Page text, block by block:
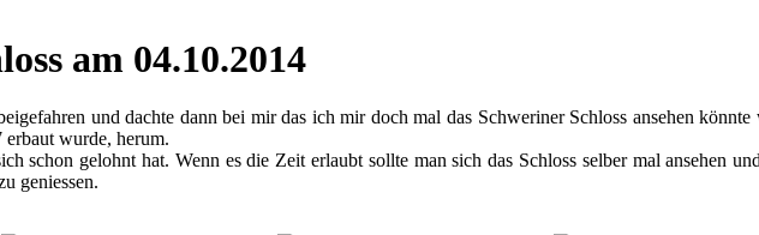
am 04.10.2014
und dachte dann bei mir das ich mir doch mal das Schweriner Schloss ansehen
erbaut wurde, herum.
schon gelohnt hat. Wenn es die Zeit erlaubt sollte man sich das Schloss selber mal ansehen
geniessen.